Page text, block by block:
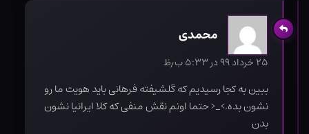
محمدی
۲۵ خرداد ۹۹ در ۵:۳۳ ب٫ظ
ببین به کجا رسیدیم که گلشیفته فرهانی باید هویت ما رو
نشون بده.>_< حتما اونم نقش منفی که کلا ایرانیا نشون
بدن